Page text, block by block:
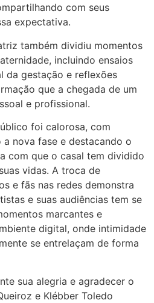
com seus
expectativa.
também dividiu momentos
incluindo ensaios
da gestação e reflexões
que a chegada de um
e profissional.
foi calorosa, com
nova fase e destacando o
com que o casal tem dividido
vidas. A troca de
e fãs nas redes demonstra
e suas audiências tem se
marcantes e
digital, onde intimidade
se entrelaçam de forma
sua alegria e agradecer o
e Klébber Toledo